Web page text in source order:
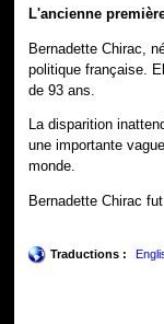
L'ancienne
Bernadette Chirac,
politique française.
de 93 ans.
La disparition
une importante
monde.
Bernadette Chirac
Traductions :